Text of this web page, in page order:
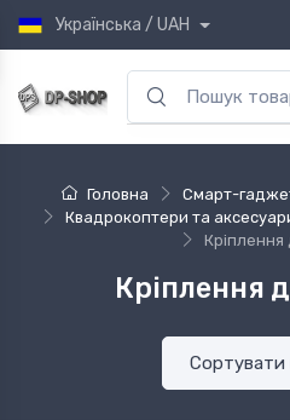
Українська / UAH
Головна
Смарт-
Квадрокоптери та
Кріплення
Кріплення
Сортувати